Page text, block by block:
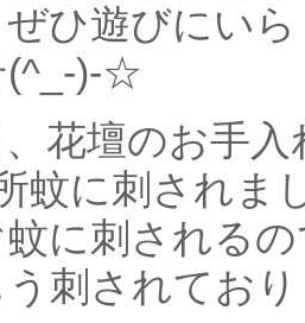
ひ遊びにい
(^_-)-☆
花壇のお手
蚊に刺されま
に刺される
刺されてお